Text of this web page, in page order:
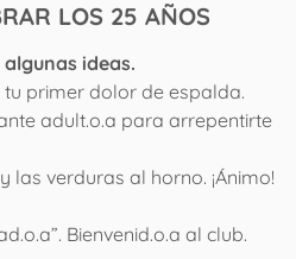
LOS 25 AÑOS
ideas.
primer dolor de espalda.
adult.o.a para arrepentirte
verduras al horno. ¡Ánimo!
Bienvenid.o.a al club.